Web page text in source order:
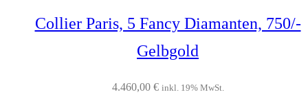
Collier Paris, 5 Fancy Diamanten, 750/-
Gelbgold
4.460,00 € inkl. 19% MwSt.